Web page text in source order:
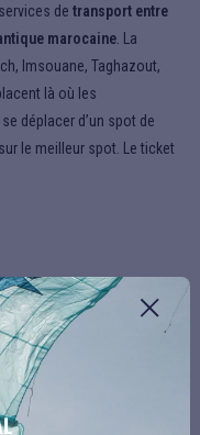
detransport entre
marocaine . La
Imsouane, Taghazout,
là où les
déplacer d’un spot de
le meilleur spot. Le ticket
taxis collectifs et les taxis